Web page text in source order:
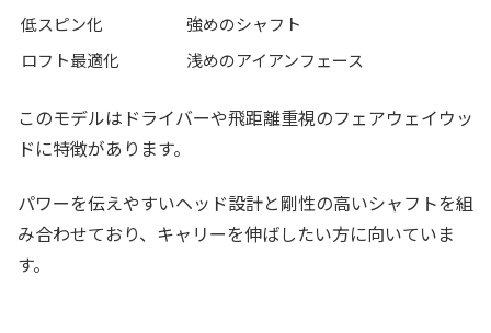
低スピン化
強めのシャフト
ロフト最適化
浅めのアイアンフェース
このモデルはドライバーや飛距離重視のフェアウェイウッ
ドに特徴があります。
パワーを伝えやすいヘッド設計と剛性の高いシャフトを組
み合わせており、キャリーを伸ばしたい方に向いていま
す。